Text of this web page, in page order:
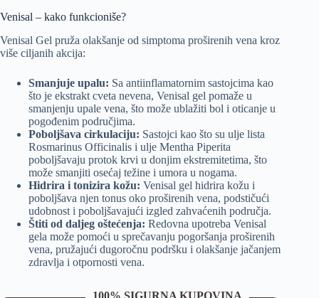
Venisal – kako funkcioniše?
Venisal Gel pruža olakšanje od simptoma proširenih vena kroz
više ciljanih akcija:
Smanjuje upalu: Sa antiinflamatornim sastojcima kao
što je ekstrakt cveta nevena, Venisal gel pomaže u
smanjenju upale vena, što može ublažiti bol i oticanje u
pogođenim područjima.
Poboljšava cirkulaciju: Sastojci kao što su ulje lista
Rosmarinus Officinalis i ulje Mentha Piperita
poboljšavaju protok krvi u donjim ekstremitetima, što
može smanjiti osećaj težine i umora u nogama.
Hidrira i tonizira kožu: Venisal gel hidrira kožu i
poboljšava njen tonus oko proširenih vena, podstičući
udobnost i poboljšavajući izgled zahvaćenih područja.
Štiti od daljeg oštećenja: Redovna upotreba Venisal
gela može pomoći u sprečavanju pogoršanja proširenih
vena, pružajući dugoročnu podršku i olakšanje jačanjem
zdravlja i otpornosti vena.
100% SIGURNA KUPOVINA